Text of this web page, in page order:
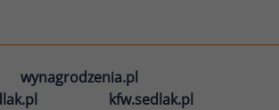
wynagrodzenia.pl
kfw.sedlak.pl